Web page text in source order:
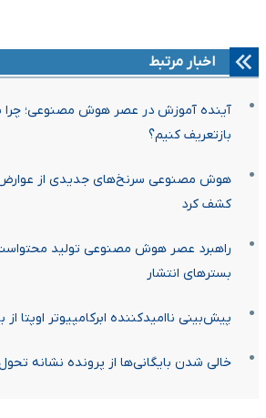
اخبار مرتبط
آینده آموزش در عصر هوش مصنوعی؛ چرا
بازتعریف کنیم؟
هوش مصنوعی سرنخ‌های جدیدی از
کشف کرد
راهبرد عصر هوش مصنوعی تولید
بسترهای انتشار
پیش‌بینی ناامیدکننده ابرکامپیوتر اوپتا
خالی شدن بایگانی‌ها از پرونده نشانه